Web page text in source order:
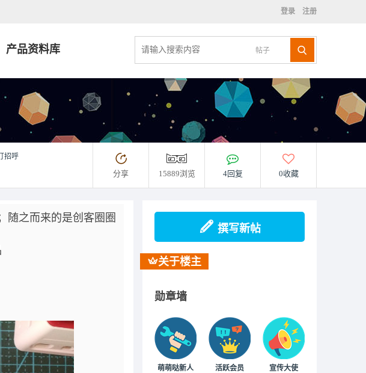
登录 注册
帖子
产品资料库
招呼
分享 15889浏览 4回复 0收藏
随之而来的是创客圈圈
撰写新帖
关于楼主
勋章墙
萌萌哒新人 活跃会员 宣传大使